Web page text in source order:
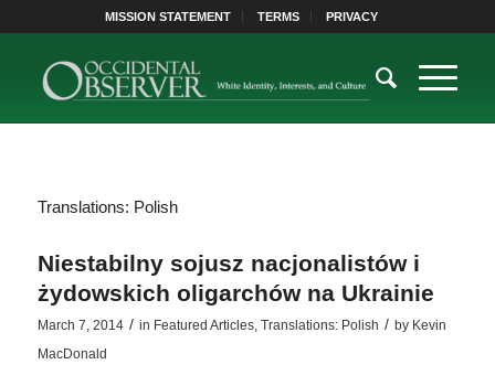
MISSION STATEMENT TERMS PRIVACY
Translations: Polish
Niestabilny sojusz nacjonalistów i
żydowskich oligarchów na Ukrainie
March 7, 2014 / in Featured Articles, Translations: Polish / by Kevin
MacDonald